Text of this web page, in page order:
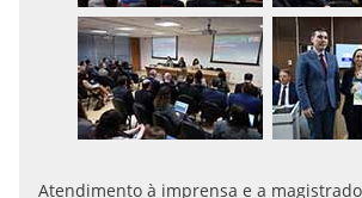
Atendimento à imprensa e a